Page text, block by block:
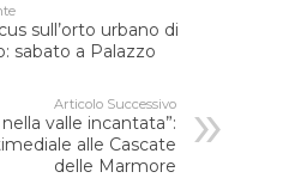
sull’orto urbano di
sabato a Palazzo
Articolo Successivo
valle incantata”:
alle Cascate
delle Marmore